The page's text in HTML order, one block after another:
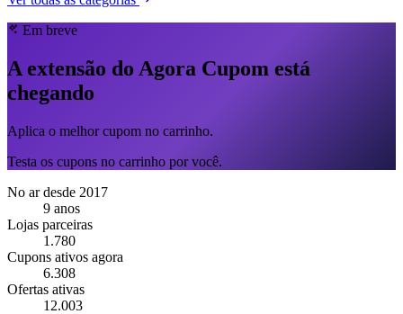
Em breve
A extensão do Agora Cupom está
chegando
Aplica o melhor cupom no carrinho.
Testa os cupons no carrinho por você.
No ar desde 2017
9 anos
Lojas parceiras
1.780
Cupons ativos agora
6.308
Ofertas ativas
12.003